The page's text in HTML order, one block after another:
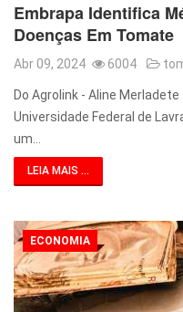
Embrapa Identifica
Doenças Em Tomate
Abr 09, 2024 6004
Do Agrolink - Aline
Universidade Federal de
um…
LEIA MAIS ...
ECONOMIA